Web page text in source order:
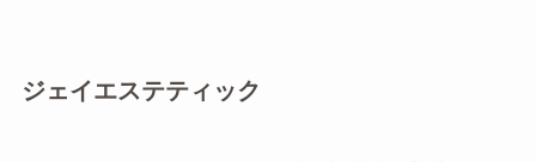
ジェイエステティック